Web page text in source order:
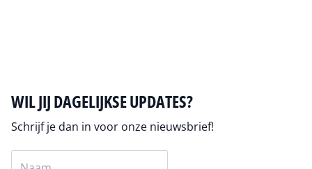
WIL JIJ DAGELIJKSE UPDATES?
Schrijf je dan in voor onze nieuwsbrief!